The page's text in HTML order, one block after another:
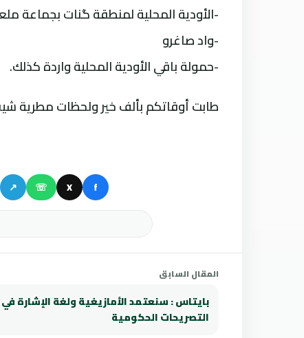
-الأودية المحلية لمنطقة گنات بجماعة
-واد صاغرو
-حمولة باقي الأودية المحلية واردة كذلك.
طابت أوقاتكم بألف خير ولحظات مطرية
f
X
☏
↗
المقال السابق
بايتاس : سنعتمد الأمازيغية ولغة الإشارة في
التصريحات الحكومية